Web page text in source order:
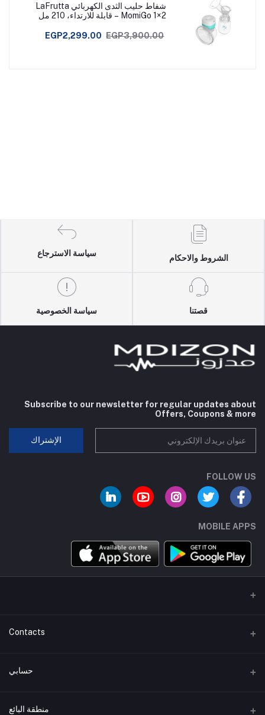
شفاط حليب الثدى الكهربائي LaFrutta
MomiGo 1×2 – قابلة للارتداء، 210 مل
EGP2,299.00 EGP3,900.00
الشروط والاحكام
سياسة الاسترجاع
قصتنا سياسة الخصوصية
Subscribe to our newsletter for regular updates about
Offers, Coupons & more
الإشتراك
FOLLOW US
MOBILE APPS
Contacts
عنوان
+01007744462
حسابي
تسجيل الدخول منطقة البائع